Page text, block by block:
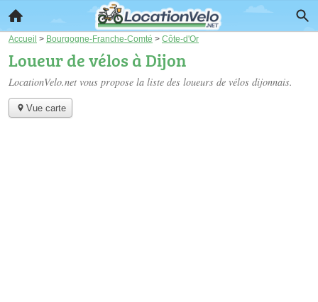
Accueil > Bourgogne-Franche-Comté > Côte-d'Or
Loueur de vélos à Dijon
LocationVelo.net vous propose la liste des loueurs de vélos dijonnais.
Vue carte